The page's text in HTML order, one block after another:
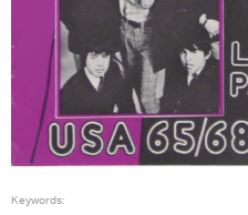
Keywords: